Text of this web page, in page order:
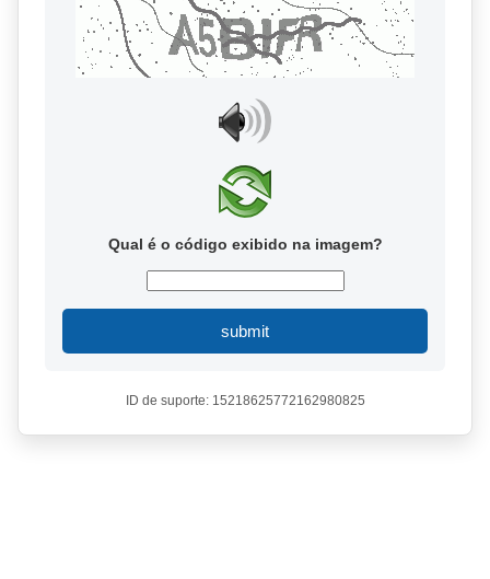
Qual é o código exibido na imagem?
submit
ID de suporte: 15218625772162980825